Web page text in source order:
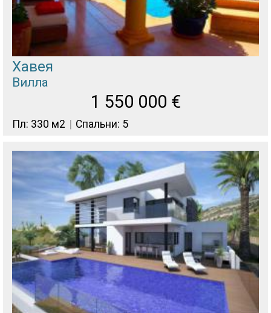
Хавея
Вилла
1 550 000 €
Пл: 330 м2 Спальни: 5